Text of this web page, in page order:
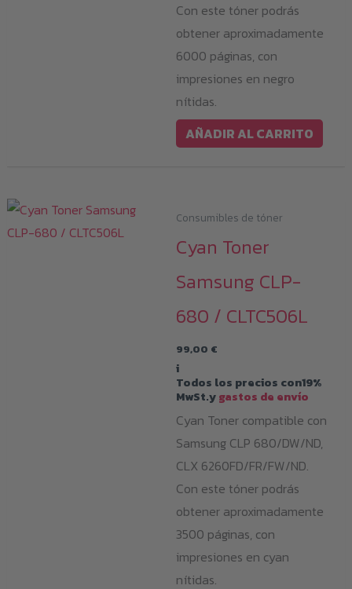
Con este tóner podrás
obtener aproximadamente
6000 páginas, con
impresiones en negro
nítidas.
AÑADIR AL CARRITO
Consumibles de tóner
Cyan Toner
Samsung CLP-
680 / CLTC506L
99,00 €
i
Todos los precios con19%
MwSt.ygastos de envío
Cyan Toner compatible con
Samsung CLP 680/DW/ND,
CLX 6260FD/FR/FW/ND.
Con este tóner podrás
obtener aproximadamente
3500 páginas, con
impresiones en cyan
nítidas.